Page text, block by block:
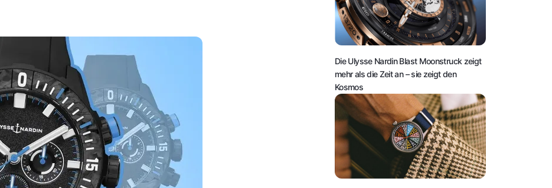
Die Ulysse Nardin Blast Moonstruck zeigt
mehr als die Zeit an – sie zeigt den
Kosmos